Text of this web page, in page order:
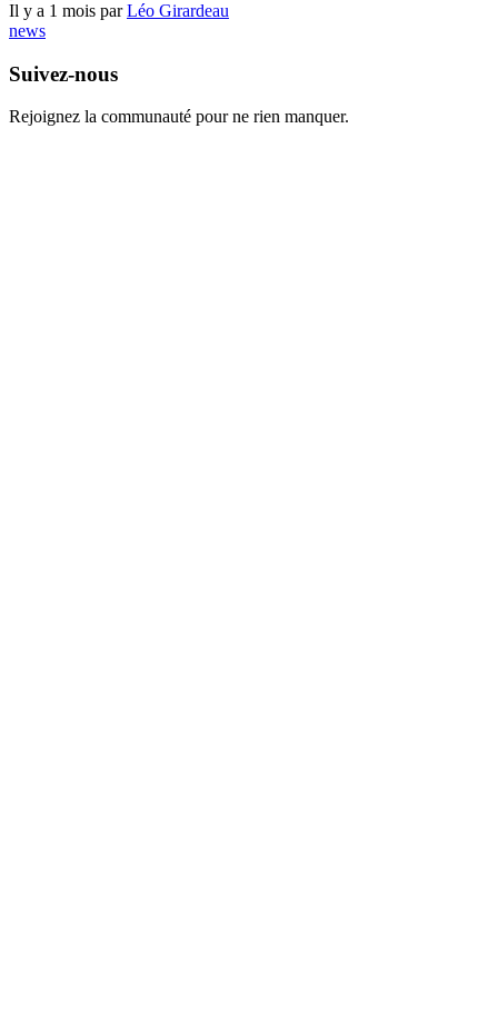
Il y a 1 mois parLéo Girardeau
news
Suivez-nous
Rejoignez la communauté pour ne rien manquer.